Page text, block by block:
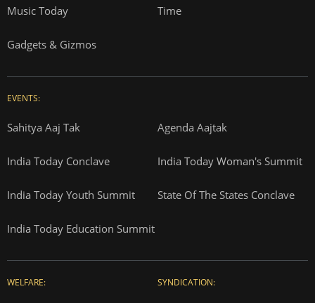
Music Today Time
Gadgets & Gizmos
EVENTS:
Sahitya Aaj Tak Agenda Aajtak
India Today Conclave India Today Woman's Summit
India Today Youth Summit State Of The States Conclave
India Today Education Summit
WELFARE: SYNDICATION: